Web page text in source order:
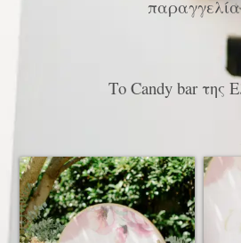
Το Candy bar της